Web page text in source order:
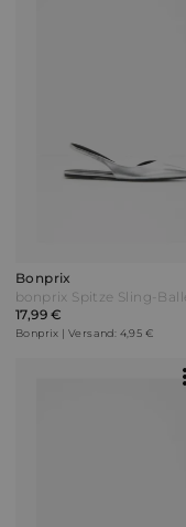
Bonprix
17,99 €
Bonprix | Versand: 4,95 €